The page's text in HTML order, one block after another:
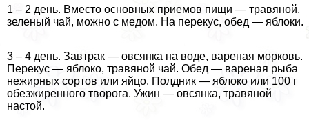
1 – 2 день. Вместо основных приемов пищи — травяной,
зеленый чай, можно с медом. На перекус, обед — яблоки.
3 – 4 день. Завтpaк — овсянка на воде, вареная морковь.
Перекус — яблоко, травяной чай. Обед — вареная рыба
нежирных сортов или яйцо. Полдник — яблоко или 100 г
обезжиренного творога. Ужин — овсянка, травяной
настой.